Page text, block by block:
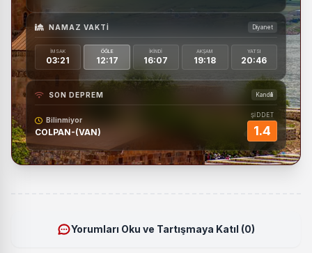
NAMAZ VAKTI Diyanet
İMSAK
03:21
ÖĞLE
12:17
İKINDI
16:07
AKŞAM
19:18
YATSI
20:46
SON DEPREM Kandilli
Bilinmiyor
COLPAN-(VAN)
ŞİDDET
1.4
Yorumları Oku ve Tartışmaya Katıl (0)